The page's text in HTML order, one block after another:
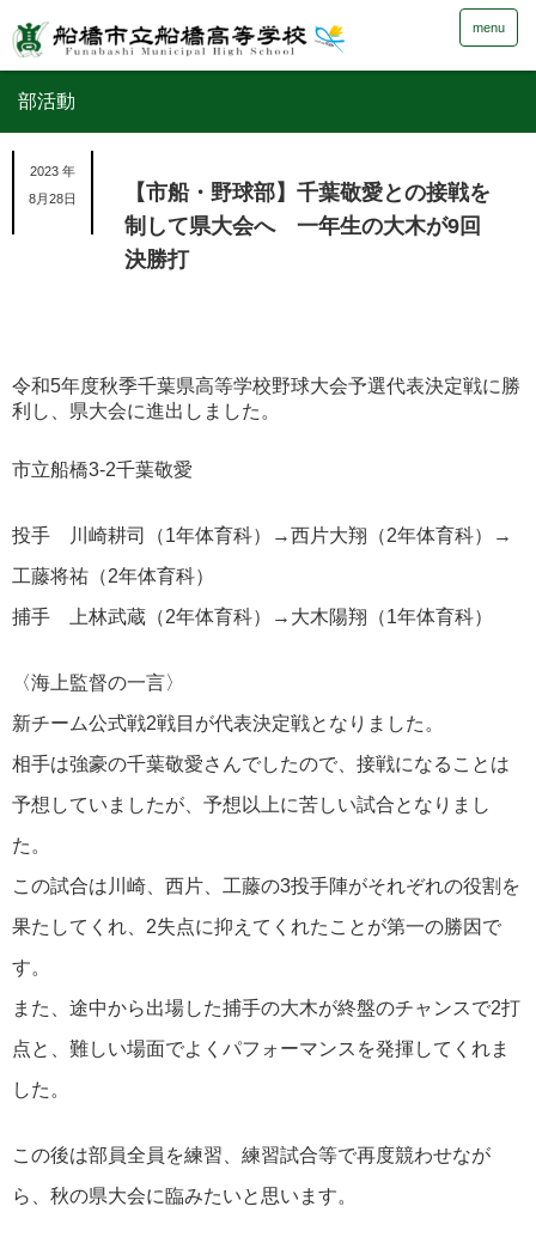
menu
部活動
2023 年
8月28日
【市船・野球部】千葉敬愛との接戦を
制して県大会へ 一年生の大木が9回
決勝打
令和5年度秋季千葉県高等学校野球大会予選代表決定戦に勝
利し、県大会に進出しました。
市立船橋3-2千葉敬愛
投手 川崎耕司（1年体育科）→西片大翔（2年体育科）→
工藤将祐（2年体育科）
捕手 上林武蔵（2年体育科）→大木陽翔（1年体育科）
〈海上監督の一言〉
新チーム公式戦2戦目が代表決定戦となりました。
相手は強豪の千葉敬愛さんでしたので、接戦になることは
予想していましたが、予想以上に苦しい試合となりまし
た。
この試合は川崎、西片、工藤の3投手陣がそれぞれの役割を
果たしてくれ、2失点に抑えてくれたことが第一の勝因で
す。
また、途中から出場した捕手の大木が終盤のチャンスで2打
点と、難しい場面でよくパフォーマンスを発揮してくれま
した。
この後は部員全員を練習、練習試合等で再度競わせなが
ら、秋の県大会に臨みたいと思います。